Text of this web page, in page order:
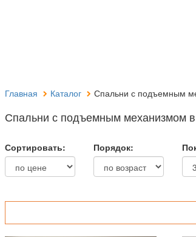
Главная Каталог Спальни с подъемным
Спальни с подъемным механизмом в
Сортировать: Порядок: